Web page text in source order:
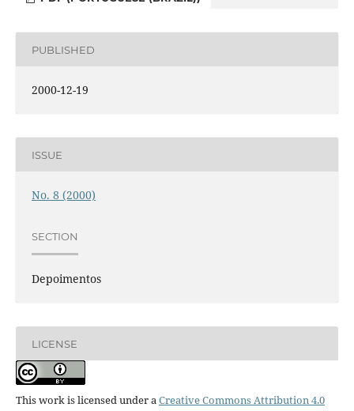
PUBLISHED
2000-12-19
ISSUE
No. 8 (2000)
SECTION
Depoimentos
LICENSE
This work is licensed under aCreative Commons Attribution 4.0